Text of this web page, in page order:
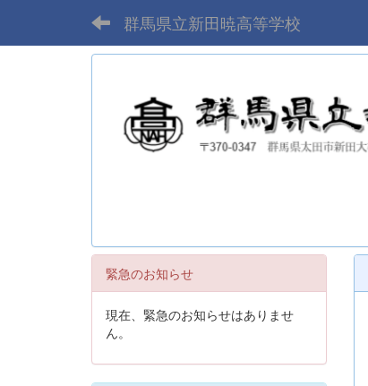
群馬県立新田暁高等学校
緊急のお知らせ
現在、緊急のお知らせはありませ
ん。